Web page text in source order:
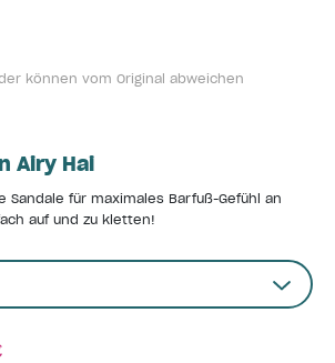
können vom Original abweichen
Airy Hai
Sandale für maximales Barfuß-Gefühl an
auf und zu kletten!